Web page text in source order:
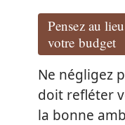
Pensez au
votre budget
Ne négligez
doit refléter
la bonne